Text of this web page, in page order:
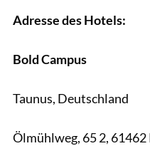
Adresse des Hotels:
Bold Campus
Taunus, Deutschland
Ölmühlweg, 65 2,